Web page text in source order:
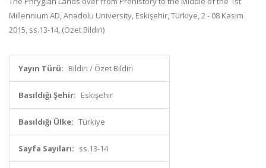
Millennium AD, Anadolu University, Eskişehir, Türkiye, 2 - 08 Kasım
2015, ss.13-14, (Özet Bildiri)
Yayın Türü: Bildiri / Özet Bildiri
Basıldığı Şehir: Eskişehir
Basıldığı Ülke: Türkiye
Sayfa Sayıları: ss.13-14